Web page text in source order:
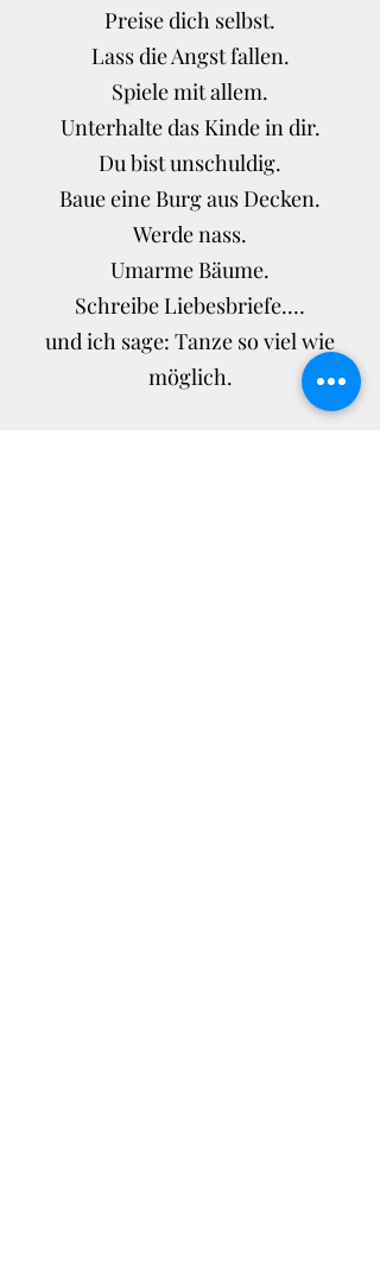
Preise dich selbst.
Lass die Angst fallen.
Spiele mit allem.
Unterhalte das Kinde in dir.
Du bist unschuldig.
Baue eine Burg aus Decken.
Werde nass.
Umarme Bäume.
Schreibe Liebesbriefe.…
und ich sage: Tanze so viel wie
möglich.